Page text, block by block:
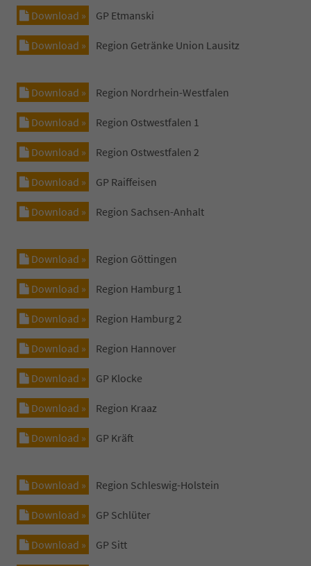
Download » GP Etmanski
Download » Region Getränke Union Lausitz
Download » Region Nordrhein-Westfalen
Download » Region Ostwestfalen 1
Download » Region Ostwestfalen 2
Download » GP Raiffeisen
Download » Region Sachsen-Anhalt
Download » Region Göttingen
Download » Region Hamburg 1
Download » Region Hamburg 2
Download » Region Hannover
Download » GP Klocke
Download » Region Kraaz
Download » GP Kräft
Download » Region Schleswig-Holstein
Download » GP Schlüter
Download » GP Sitt